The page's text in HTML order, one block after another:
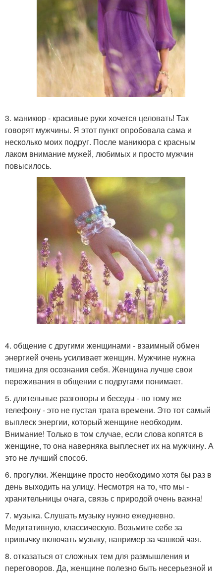
3. маникюр - красивые руки хочется целовать! Так
говорят мужчины. Я этот пункт опробовала сама и
несколько моих подруг. После маникюра с красным
лаком внимание мужей, любимых и просто мужчин
повысилось.
4. общение с другими женщинами - взаимный обмен
энергией очень усиливает женщин. Мужчине нужна
тишина для осознания себя. Женщина лучше свои
переживания в общении с подругами понимает.
5. длительные разговоры и беседы - по тому же
телефону - это не пустая трата времени. Это тот самый
выплеск энергии, который женщине необходим.
Внимание! Только в том случае, если слова копятся в
женщине, то она наверняка выплеснет их на мужчину. А
это не лучший способ.
6. прогулки. Женщине просто необходимо хотя бы раз в
день выходить на улицу. Несмотря на то, что мы -
хранительницы очага, связь с природой очень важна!
7. музыка. Слушать музыку нужно ежедневно.
Медитативную, классическую. Возьмите себе за
привычку включать музыку, например за чашкой чая.
8. отказаться от сложных тем для размышления и
переговоров. Да, женщине полезно быть несерьезной и